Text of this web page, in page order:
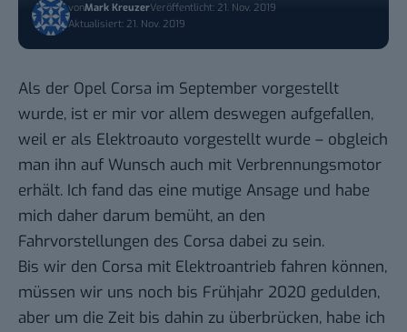
vonMark KreuzerVeröffentlicht: 21. Nov. 2019
Aktualisiert: 21. Nov. 2019
Als der Opel Corsa im September vorgestellt
wurde, ist er mir vor allem deswegen aufgefallen,
weil er als Elektroauto vorgestellt wurde – obgleich
man ihn auf Wunsch auch mit Verbrennungsmotor
erhält. Ich fand das eine mutige Ansage und habe
mich daher darum bemüht, an den
Fahrvorstellungen des Corsa dabei zu sein.
Bis wir den Corsa mit Elektroantrieb fahren können,
müssen wir uns noch bis Frühjahr 2020 gedulden,
aber um die Zeit bis dahin zu überbrücken, habe ich